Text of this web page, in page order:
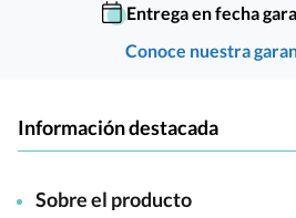
Entrega en fecha
Conoce nuestra
Información destacada
Sobre el producto